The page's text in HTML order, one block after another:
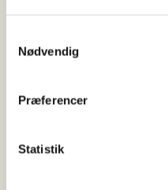
Nødvendig
Præferencer
Statistik